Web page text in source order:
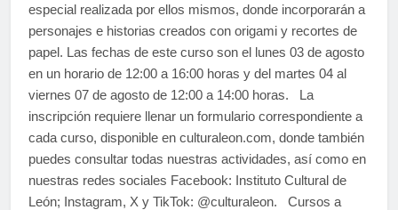
especial realizada por ellos mismos, donde incorporarán a
personajes e historias creados con origami y recortes de
papel. Las fechas de este curso son el lunes 03 de agosto
en un horario de 12:00 a 16:00 horas y del martes 04 al
viernes 07 de agosto de 12:00 a 14:00 horas. La
inscripción requiere llenar un formulario correspondiente a
cada curso, disponible en culturaleon.com, donde también
puedes consultar todas nuestras actividades, así como en
nuestras redes sociales Facebook: Instituto Cultural de
León; Instagram, X y TikTok: @culturaleon. Cursos a